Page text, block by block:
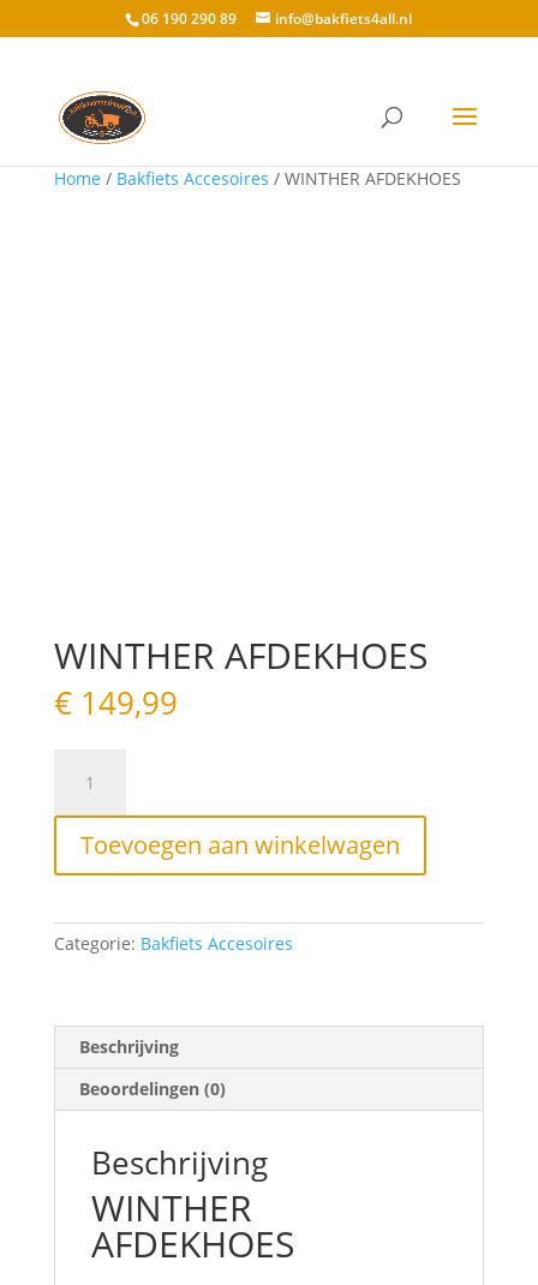
06 190 290 89 info@bakfiets4all.nl
Home / Bakfiets Accesoires / WINTHER AFDEKHOES
WINTHER AFDEKHOES
€149,99
AFDEKHOES
aantal
Toevoegen aan winkelwagen
Categorie: Bakfiets Accesoires
Beschrijving
Beoordelingen (0)
Beschrijving
WINTHER
AFDEKHOES